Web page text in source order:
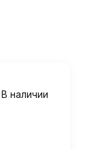
В наличии